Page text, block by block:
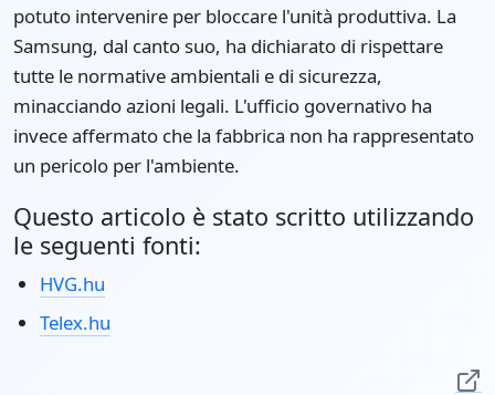
potuto intervenire per bloccare l'unità produttiva. La
Samsung, dal canto suo, ha dichiarato di rispettare
tutte le normative ambientali e di sicurezza,
minacciando azioni legali. L'ufficio governativo ha
invece affermato che la fabbrica non ha rappresentato
un pericolo per l'ambiente.
Questo articolo è stato scritto utilizzando
le seguenti fonti:
HVG.hu
Telex.hu